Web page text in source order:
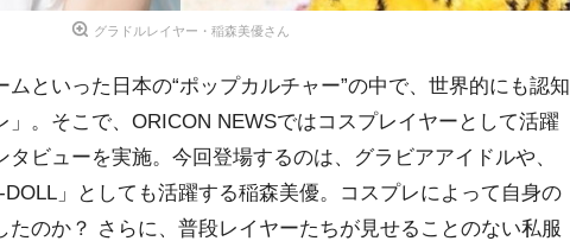
グラドルレイヤー・稲森美優さん
といった日本の“ポップカルチャー”の中で、世界的にも認知
」。そこで、ORICON NEWSではコスプレイヤーとして活躍
ビューを実施。今回登場するのは、グラビアアイドルや、
」としても活躍する稲森美優。コスプレによって自身の
たのか？ さらに、普段レイヤーたちが見せることのない私服